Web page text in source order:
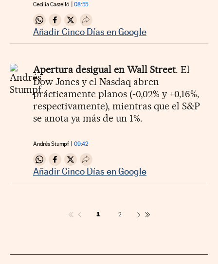
Cecilia Castelló 08:55
Compartir en Whatsapp
Compartir en Facebook
Compartir en Twitter
Desplegar Redes Sociales
Añadir Cinco Días en Google
Apertura desigual en Wall Street. El
Dow Jones y el Nasdaq abren
prácticamente planos (-0,02% y +0,16%,
respectivamente), mientras que el S&P
se anota ya más de un 1%.
Andrés Stumpf 09:42
Compartir en Whatsapp
Compartir en Facebook
Compartir en Twitter
Desplegar Redes Sociales
Añadir Cinco Días en Google
1 2